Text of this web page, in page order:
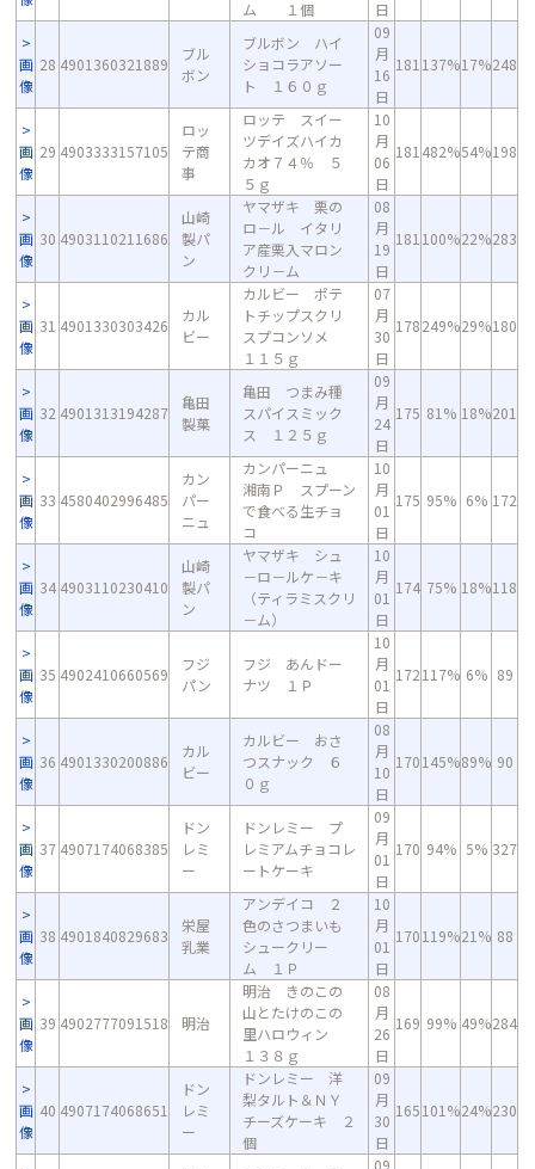
ム １個 日
画
像
28 4901360321889
ブル
ボン
ブルボン ハイ
ショコラアソー
ト １６０ｇ
09
月
16
日
181 137%17%248
画
像
29 4903333157105
ロッ
テ商
事
ロッテ スイー
ツデイズハイカ
カオ７４％ ５
５ｇ
10
月
06
日
181 482%54%198
画
像
30 4903110211686
山崎
製パ
ン
ヤマザキ 栗の
ロ－ル イタリ
ア産栗入マロン
クリ－ム
08
月
19
日
181 100%22%283
画
像
31 4901330303426
カル
ビー
カルビー ポテ
トチップスクリ
スプコンソメ
１１５ｇ
07
月
30
日
178249%29%180
画
像
32 4901313194287
亀田
製菓
亀田 つまみ種
スパイスミック
ス １２５ｇ
09
月
24
日
175 81% 18%201
画
像
33 4580402996485
カン
パー
ニュ
カンパーニュ
湘南Ｐ スプーン
で食べる生チョ
コ
10
月
01
日
175 95% 6% 172
画
像
34 4903110230410
山崎
製パ
ン
ヤマザキ シュ
－ロ－ルケ－キ
（ティラミスクリ
－ム）
10
月
01
日
174 75% 18%118
画
像
35 4902410660569
フジ
パン
フジ あんドー
ナツ １Ｐ
10
月
01
日
172117% 6% 89
画
像
36 4901330200886
カル
ビー
カルビー おさ
つスナック ６
０ｇ
08
月
10
日
170145%89% 90
画
像
37 4907174068385
ドン
レミ
ー
ドンレミー プ
レミアムチョコレ
ートケーキ
09
月
01
日
170 94% 5% 327
画
像
38 4901840829683
栄屋
乳業
アンデイコ ２
色のさつまいも
シュークリー
ム １Ｐ
10
月
01
日
170119%21% 88
画
像
39 4902777091518 明治
明治 きのこの
山とたけのこの
里ハロウィン
１３８ｇ
08
月
26
日
169 99% 49%284
画
像
40 4907174068651
ドン
レミ
ー
ドンレミー 洋
梨タルト＆ＮＹ
チーズケーキ ２
個
09
月
30
日
165101%24%230
09